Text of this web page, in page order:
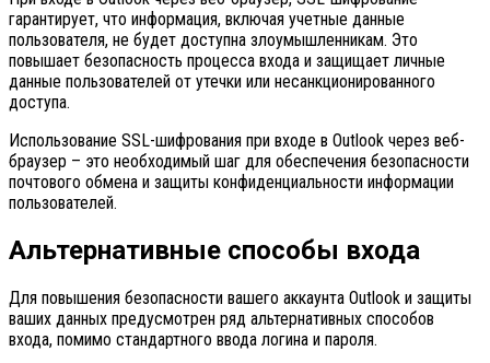
гарантирует, что информация, включая учетные данные
пользователя, не будет доступна злоумышленникам. Это
повышает безопасность процесса входа и защищает личные
данные пользователей от утечки или несанкционированного
доступа.
Использование SSL-шифрования при входе в Outlook через веб-
браузер – это необходимый шаг для обеспечения безопасности
почтового обмена и защиты конфиденциальности информации
пользователей.
Альтернативные способы входа
Для повышения безопасности вашего аккаунта Outlook и защиты
ваших данных предусмотрен ряд альтернативных способов
входа, помимо стандартного ввода логина и пароля.